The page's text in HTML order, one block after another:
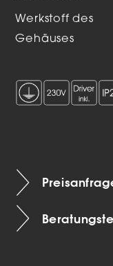
Werkstoff des
Gehäuses